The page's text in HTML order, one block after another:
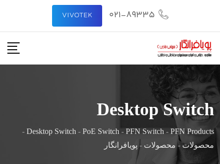
محتوا
021-89335
VIVOTEK
Desktop Switch
Desktop Switch - PoE Switch - PFN Switch - PFN Products
-
محصولات - محصولات - پویافرانگار